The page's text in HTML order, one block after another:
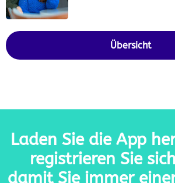
Übersicht
Laden Sie die App
registrieren Sie
damit Sie immer